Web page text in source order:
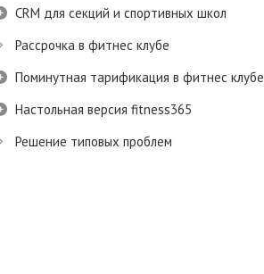
CRM для секций и спортивных школ
Рассрочка в фитнес клубе
Поминутная тарификация в фитнес клубе
Настольная версия fitness365
Решение типовых проблем